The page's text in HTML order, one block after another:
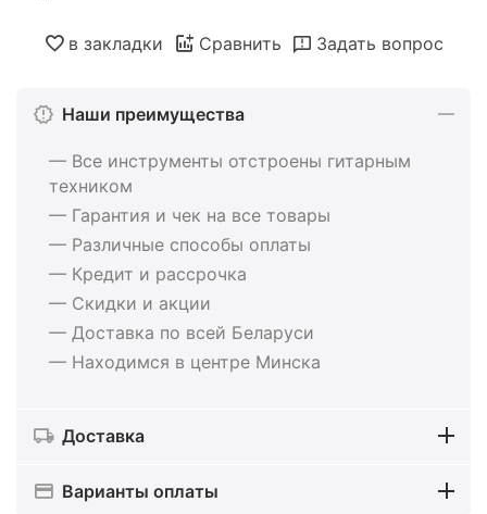
в закладки Сравнить Задать вопрос
Наши преимущества
— Все инструменты отстроены гитарным
техником
— Гарантия и чек на все товары
— Различные способы оплаты
— Кредит и рассрочка
— Скидки и акции
— Доставка по всей Беларуси
— Находимся в центре Минска
Доставка
Варианты оплаты